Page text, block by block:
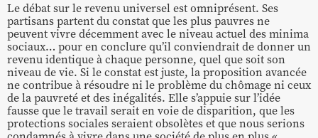
Le débat sur le revenu universel est omniprésent. Ses
partisans partent du constat que les plus pauvres ne
peuvent vivre décemment avec le niveau actuel des minima
sociaux… pour en conclure qu’il conviendrait de donner un
revenu identique à chaque personne, quel que soit son
niveau de vie. Si le constat est juste, la proposition avancée
ne contribue à résoudre ni le problème du chômage ni ceux
de la pauvreté et des inégalités. Elle s’appuie sur l’idée
fausse que le travail serait en voie de disparition, que les
protections sociales seraient obsolètes et que nous serions